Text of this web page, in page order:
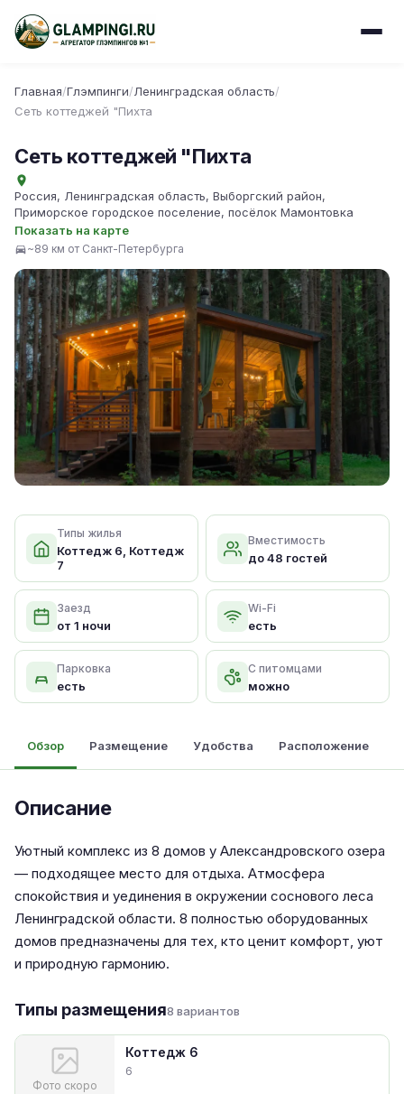
Главная/Глэмпинги/Ленинградская область/
Сеть коттеджей "Пихта
Сеть коттеджей "Пихта
Россия, Ленинградская область, Выборгский район,
Приморское городское поселение, посёлок Мамонтовка
Показать на карте
~89 км от Санкт-Петербурга
Типы жилья
Коттедж 6, Коттедж
7
Вместимость
до 48 гостей
Заезд
от 1 ночи
Wi-Fi
есть
Парковка
есть
С питомцами
можно
Обзор Размещение Удобства Расположение
Описание
Уютный комплекс из 8 домов у Александровского озера
— подходящее место для отдыха. Атмосфера
спокойствия и уединения в окружении соснового леса
Ленинградской области. 8 полностью оборудованных
домов предназначены для тех, кто ценит комфорт, уют
и природную гармонию.
Типы размещения8 вариантов
Фото скоро
Коттедж 6
6